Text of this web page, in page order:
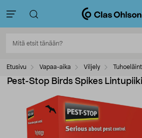
Etusivu Vapaa-aika Viljely
Pest-Stop Birds Spikes